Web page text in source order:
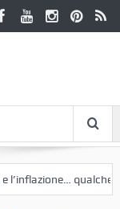
qualche